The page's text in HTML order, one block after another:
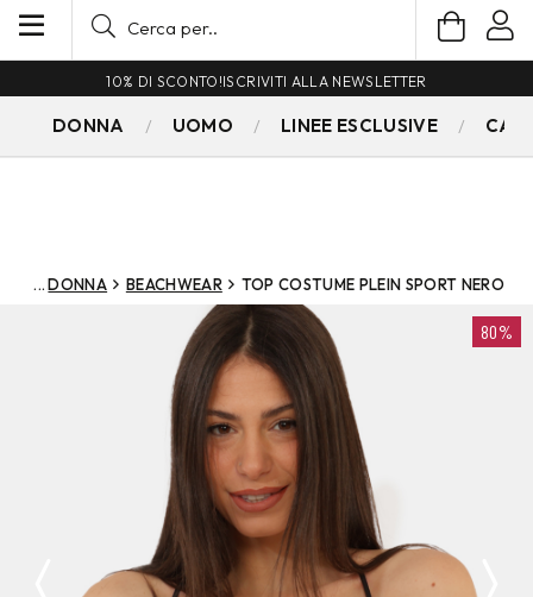
10% DI SCONTO!ISCRIVITI ALLA NEWSLETTER
DONNA UOMO LINEE ESCLUSIVE
DONNA BEACHWEAR TOP COSTUME PLEIN SPORT NERO
80%